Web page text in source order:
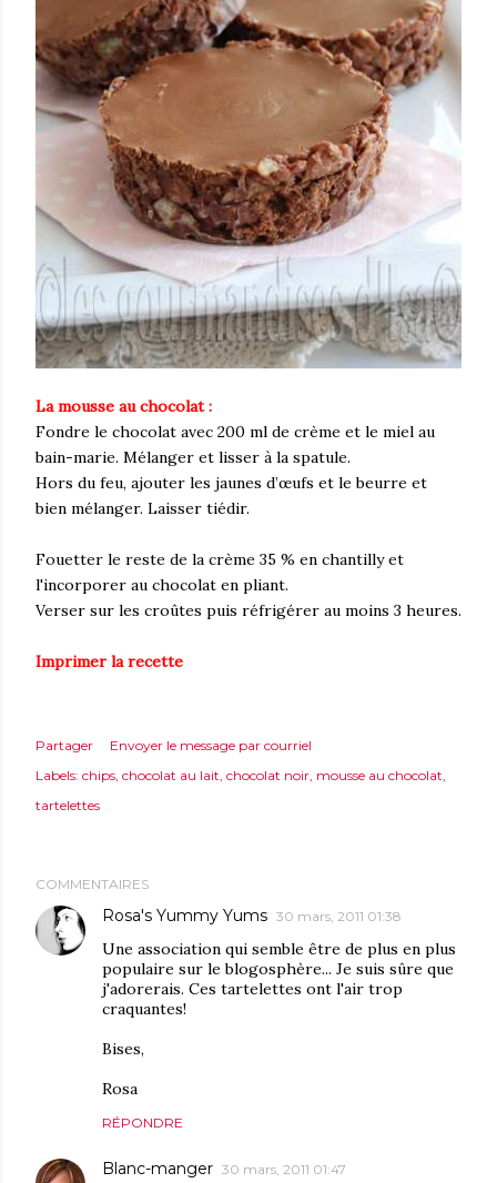
La mousse au chocolat :
Fondre le chocolat avec 200 ml de crème et le miel au
bain-marie. Mélanger et lisser à la spatule.
Hors du feu, ajouter les jaunes d’œufs et le beurre et
bien mélanger. Laisser tiédir.
Fouetter le reste de la crème 35 % en chantilly et
l'incorporer au chocolat en pliant.
Verser sur les croûtes puis réfrigérer au moins 3 heures.
Imprimer la recette
Partager
Envoyer le message par courriel
Labels: chips chocolat au lait chocolat noir mousse au chocolat
tartelettes
COMMENTAIRES
Rosa's Yummy Yums 30 mars, 2011 01:38
Une association qui semble être de plus en plus
populaire sur le blogosphère... Je suis sûre que
j'adorerais. Ces tartelettes ont l'air trop
craquantes!
Bises,
Rosa
RÉPONDRE
Blanc-manger 30 mars, 2011 01:47